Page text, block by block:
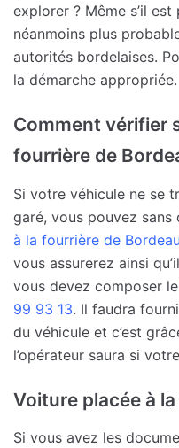
explorer ? Même s’il
néanmoins plus
autorités bordelaises.
la démarche appropriée.
Comment vérifier
fourrière de
Si votre véhicule ne se
garé, vous pouvez
à la fourrière de
vous assurerez ainsi
vous devez composer le
99 93 13. Il faudra
du véhicule et c’est
l’opérateur saura si
Voiture placée à
Si vous avez les